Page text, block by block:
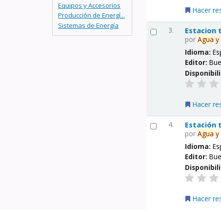
Equipos y Accesorios
Producción de Energí...
Sistemas de Energía
Hacer
3. Estacion
porAgua y
Idioma:
Editor:
Hacer
4. Estación
porAgua y
Idioma:
Editor:
Hacer